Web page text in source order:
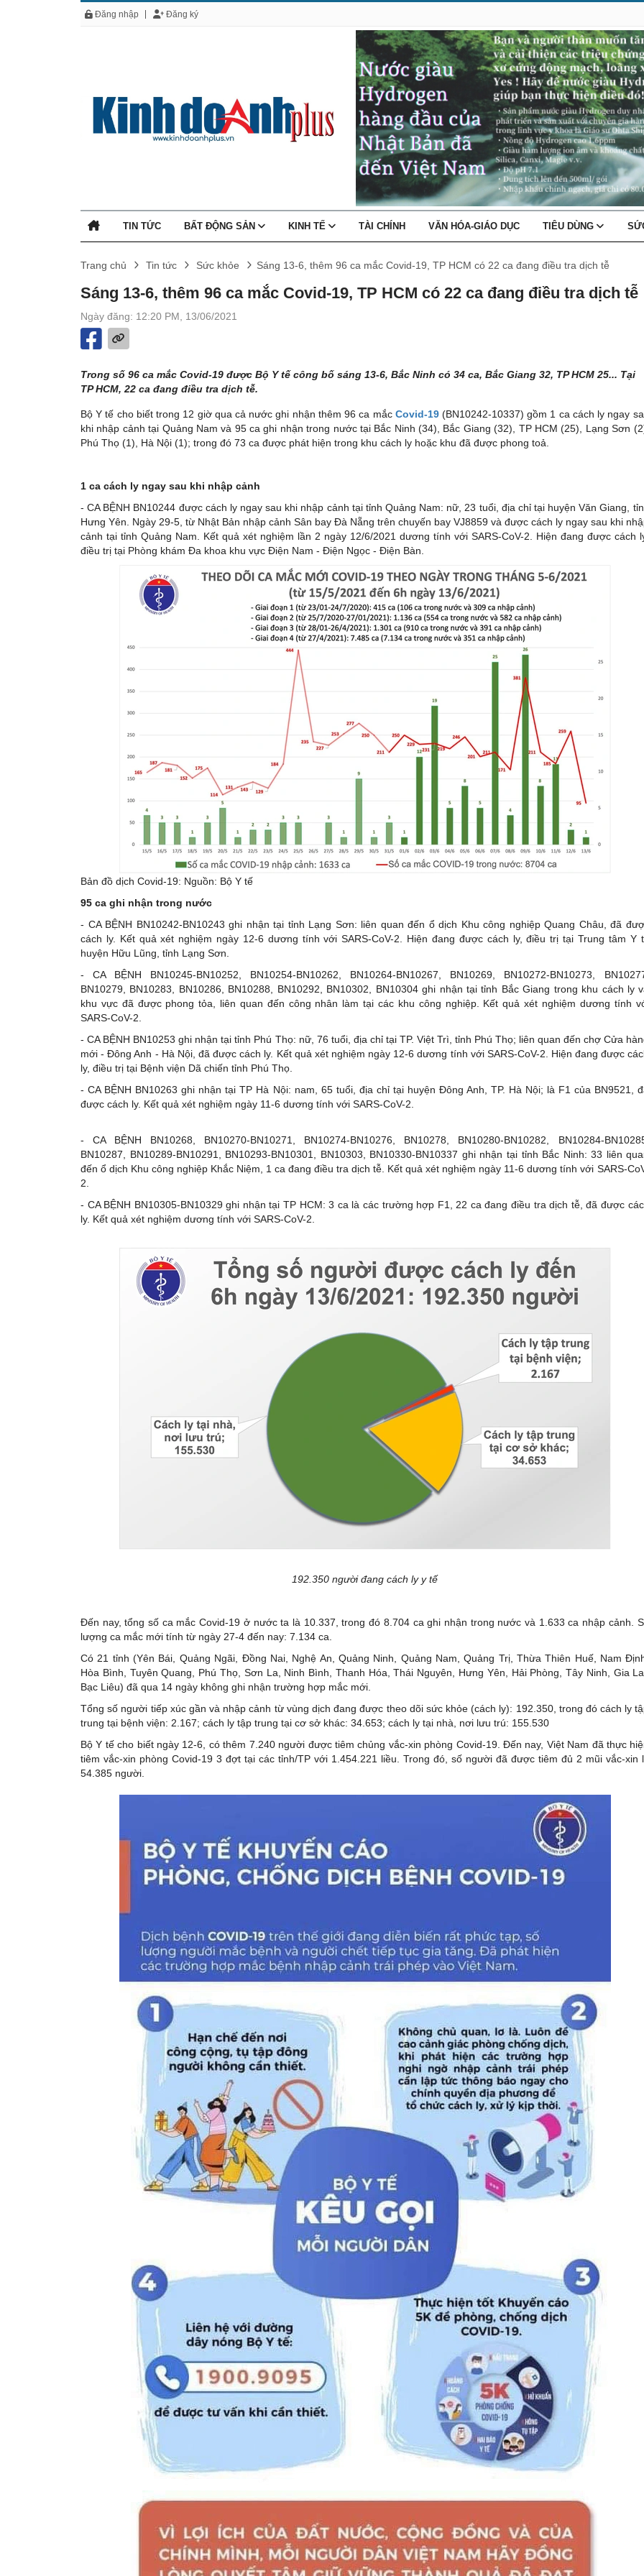
Đăng nhập Đăng ký
TIN TỨC BẤT ĐỘNG SẢN KINH TẾ TÀI CHÍNH VĂN HÓA-GIÁO DỤC TIÊU DÙNG
Trang chủ Tin tức Sức khỏe Sáng 13-6, thêm 96 ca mắc Covid-19, TP HCM có 22 ca đang điều tra dịch tễ
Sáng 13-6, thêm 96 ca mắc Covid-19, TP HCM có 22 ca đang điều tra dịch tễ
Ngày đăng: 12:20 PM, 13/06/2021
Trong số 96 ca mắc Covid-19 được Bộ Y tế công bố sáng 13-6, Bắc Ninh có 34 ca, Bắc Giang 32, TP HCM 25... Tại
TP HCM, 22 ca đang điều tra dịch tễ.
Bộ Y tế cho biết trong 12 giờ qua cả nước ghi nhận thêm 96 ca mắc Covid-19(BN10242-10337) gồm 1 ca cách ly ngay
khi nhập cảnh tại Quảng Nam và 95 ca ghi nhận trong nước tại Bắc Ninh (34), Bắc Giang (32), TP HCM (25), Lạng Sơn
Phú Thọ (1), Hà Nội (1); trong đó 73 ca được phát hiện trong khu cách ly hoặc khu đã được phong toả.
1 ca cách ly ngay sau khi nhập cảnh
- CA BỆNH BN10244 được cách ly ngay sau khi nhập cảnh tại tỉnh Quảng Nam: nữ, 23 tuổi, địa chỉ tại huyện Văn Giang,
Hưng Yên. Ngày 29-5, từ Nhật Bản nhập cảnh Sân bay Đà Nẵng trên chuyến bay VJ8859 và được cách ly ngay sau khi
cảnh tại tỉnh Quảng Nam. Kết quả xét nghiệm lần 2 ngày 12/6/2021 dương tính với SARS-CoV-2. Hiện đang được cách
điều trị tại Phòng khám Đa khoa khu vực Điện Nam - Điện Ngọc - Điện Bàn.
Bản đồ dịch Covid-19: Nguồn: Bộ Y tế
95 ca ghi nhận trong nước
- CA BỆNH BN10242-BN10243 ghi nhận tại tỉnh Lạng Sơn: liên quan đến ổ dịch Khu công nghiệp Quang Châu, đã
cách ly. Kết quả xét nghiệm ngày 12-6 dương tính với SARS-CoV-2. Hiện đang được cách ly, điều trị tại Trung tâm Y
huyện Hữu Lũng, tỉnh Lạng Sơn.
- CA BỆNH BN10245-BN10252, BN10254-BN10262, BN10264-BN10267, BN10269, BN10272-BN10273,
BN10279, BN10283, BN10286, BN10288, BN10292, BN10302, BN10304 ghi nhận tại tỉnh Bắc Giang trong khu cách ly
khu vực đã được phong tỏa, liên quan đến công nhân làm tại các khu công nghiệp. Kết quả xét nghiệm dương tính
SARS-CoV-2.
- CA BỆNH BN10253 ghi nhận tại tỉnh Phú Thọ: nữ, 76 tuổi, địa chỉ tại TP. Việt Trì, tỉnh Phú Thọ; liên quan đến chợ Cửa
mới - Đông Anh - Hà Nội, đã được cách ly. Kết quả xét nghiệm ngày 12-6 dương tính với SARS-CoV-2. Hiện đang được
ly, điều trị tại Bệnh viện Dã chiến tỉnh Phú Thọ.
- CA BỆNH BN10263 ghi nhận tại TP Hà Nội: nam, 65 tuổi, địa chỉ tại huyện Đông Anh, TP. Hà Nội; là F1 của BN9521,
được cách ly. Kết quả xét nghiệm ngày 11-6 dương tính với SARS-CoV-2.
- CA BỆNH BN10268, BN10270-BN10271, BN10274-BN10276, BN10278, BN10280-BN10282, BN10284-
BN10287, BN10289-BN10291, BN10293-BN10301, BN10303, BN10330-BN10337 ghi nhận tại tỉnh Bắc Ninh: 33 liên
đến ổ dịch Khu công nghiệp Khắc Niệm, 1 ca đang điều tra dịch tễ. Kết quả xét nghiệm ngày 11-6 dương tính với SARS-
2.
- CA BỆNH BN10305-BN10329 ghi nhận tại TP HCM: 3 ca là các trường hợp F1, 22 ca đang điều tra dịch tễ, đã được
ly. Kết quả xét nghiệm dương tính với SARS-CoV-2.
192.350 người đang cách ly y tế
Đến nay, tổng số ca mắc Covid-19 ở nước ta là 10.337, trong đó 8.704 ca ghi nhận trong nước và 1.633 ca nhập cảnh.
lượng ca mắc mới tính từ ngày 27-4 đến nay: 7.134 ca.
Có 21 tỉnh (Yên Bái, Quảng Ngãi, Đồng Nai, Nghệ An, Quảng Ninh, Quảng Nam, Quảng Trị, Thừa Thiên Huế, Nam
Hòa Bình, Tuyên Quang, Phú Thọ, Sơn La, Ninh Bình, Thanh Hóa, Thái Nguyên, Hưng Yên, Hải Phòng, Tây Ninh, Gia
Bạc Liêu) đã qua 14 ngày không ghi nhận trường hợp mắc mới.
Tổng số người tiếp xúc gần và nhập cảnh từ vùng dịch đang được theo dõi sức khỏe (cách ly): 192.350, trong đó cách ly
trung tại bệnh viện: 2.167; cách ly tập trung tại cơ sở khác: 34.653; cách ly tại nhà, nơi lưu trú: 155.530
Bộ Y tế cho biết ngày 12-6, có thêm 7.240 người được tiêm chủng vắc-xin phòng Covid-19. Đến nay, Việt Nam đã thực
tiêm vắc-xin phòng Covid-19 3 đợt tại các tỉnh/TP với 1.454.221 liều. Trong đó, số người đã được tiêm đủ 2 mũi vắc-xin
54.385 người.